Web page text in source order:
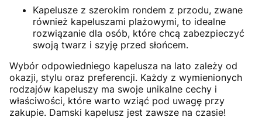
Kapelusze z szerokim rondem z przodu, zwane
również kapeluszami plażowymi, to idealne
rozwiązanie dla osób, które chcą zabezpieczyć
swoją twarz i szyję przed słońcem.
Wybór odpowiedniego kapelusza na lato zależy od
okazji, stylu oraz preferencji. Każdy z wymienionych
rodzajów kapeluszy ma swoje unikalne cechy i
właściwości, które warto wziąć pod uwagę przy
zakupie. Damski kapelusz jest zawsze na czasie!